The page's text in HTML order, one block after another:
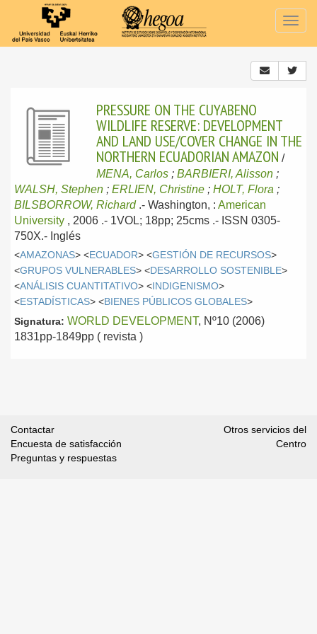
PRESSURE ON THE CUYABENO
WILDLIFE RESERVE: DEVELOPMENT
AND LAND USE/COVER CHANGE IN THE
NORTHERN ECUADORIAN AMAZON /
MENA, Carlos ; BARBIERI, Alisson ;
WALSH, Stephen ; ERLIEN, Christine ; HOLT, Flora ;
BILSBORROW, Richard .- Washington, : American
University , 2006 .- 1VOL; 18pp; 25cms .- ISSN 0305-
750X.- Inglés
<AMAZONAS> <ECUADOR> <GESTIÓN DE RECURSOS>
<GRUPOS VULNERABLES> <DESARROLLO SOSTENIBLE>
<ANÁLISIS CUANTITATIVO> <INDIGENISMO>
<ESTADÍSTICAS> <BIENES PÚBLICOS GLOBALES>
Signatura: WORLD DEVELOPMENT, Nº10 (2006)
1831pp-1849pp ( revista )
Contactar
Encuesta de satisfacción
Preguntas y respuestas
Otros servicios del
Centro